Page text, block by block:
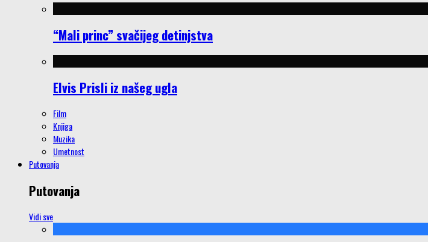
“Mali princ” svačijeg detinjstva
Elvis Prisli iz našeg ugla
Film
Knjiga
Muzika
Umetnost
Putovanja
Putovanja
Vidi sve